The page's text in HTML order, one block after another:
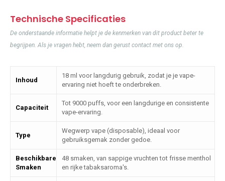
Technische Specificaties
De onderstaande informatie helpt je de kenmerken van dit product beter te
begrijpen. Als je vragen hebt, neem dan gerust contact met ons op.
Inhoud
18 ml voor langdurig gebruik, zodat je je vape-
ervaring niet hoeft te onderbreken.
Capaciteit
Tot 9000 puffs, voor een langdurige en consistente
vape-ervaring.
Type
Wegwerp vape (disposable), ideaal voor
gebruiksgemak zonder gedoe.
Beschikbare
Smaken
48 smaken, van sappige vruchten tot frisse menthol
en rijke tabaksaroma's.